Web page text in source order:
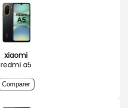
xiaomi
redmi a5
Comparer